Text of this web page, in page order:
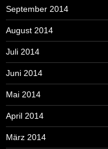
September 2014
August 2014
Juli 2014
Juni 2014
Mai 2014
April 2014
März 2014